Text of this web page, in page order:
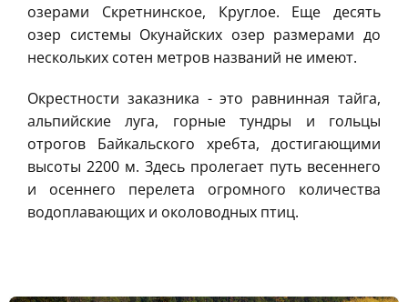
озерами Скретнинское, Круглое. Еще десять
озер системы Окунайских озер размерами до
нескольких сотен метров названий не имеют.
Окрестности заказника - это равнинная тайга,
альпийские луга, горные тундры и гольцы
отрогов Байкальского хребта, достигающими
высоты 2200 м. Здесь пролегает путь весеннего
и осеннего перелета огромного количества
водоплавающих и околоводных птиц.